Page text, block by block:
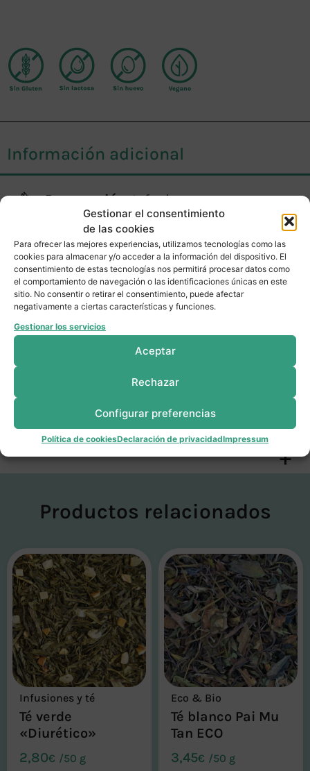
Gestionar el consentimiento
de las cookies
Para ofrecer las mejores experiencias, utilizamos tecnologías como las
cookies para almacenar y/o acceder a la información del dispositivo. El
consentimiento de estas tecnologías nos permitirá procesar datos como
el comportamiento de navegación o las identificaciones únicas en este
sitio. No consentir o retirar el consentimiento, puede afectar
negativamente a ciertas características y funciones.
Gestionar los servicios
Aceptar
Rechazar
Configurar preferencias
Política de cookiesDeclaración de privacidadImpressum
Información adicional
Preparación:Infusionar con agua a
95ºC durante 5-10 min. Después del
tiempo de infusionado, retirar el
producto para evitar cambiar el sabor
de la infusión.
alejado de la luz solar.
a su manipulación a granel.
Productos relacionados
Infusiones y té
Té verde
«Diurético»
2,80€ /50 g
Eco & Bio
Té blanco Pai Mu
Tan ECO
3,45€ /50 g